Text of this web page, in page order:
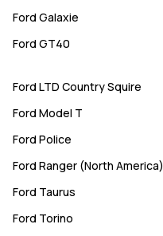
Ford Galaxie
Ford GT40
Ford LTD Country Squire
Ford Model T
Ford Police
Ford Ranger (North America)
Ford Taurus
Ford Torino